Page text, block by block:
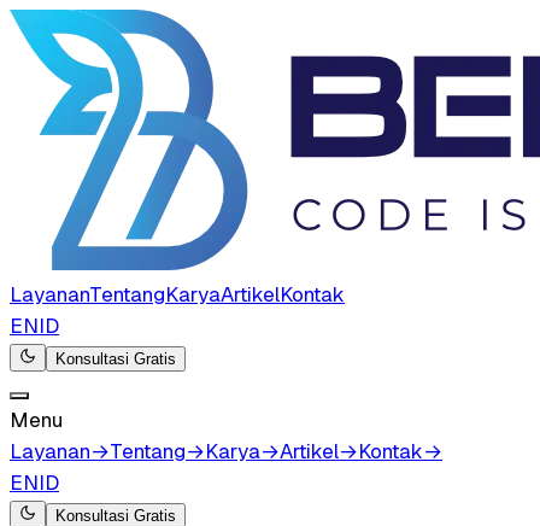
LayananTentangKaryaArtikelKontak
ENID
Konsultasi Gratis
Menu
Layanan→Tentang→Karya→Artikel→Kontak→
ENID
Konsultasi Gratis